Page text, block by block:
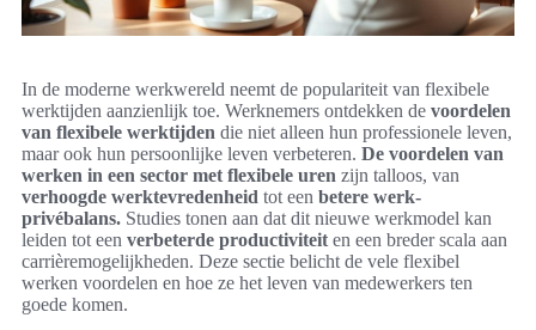
In de moderne werkwereld neemt de populariteit van flexibele
werktijden aanzienlijk toe. Werknemers ontdekken de voordelen
van flexibele werktijden die niet alleen hun professionele leven,
maar ook hun persoonlijke leven verbeteren. De voordelen van
werken in een sector met flexibele uren zijn talloos, van
verhoogde werktevredenheid tot een betere werk-
privébalans. Studies tonen aan dat dit nieuwe werkmodel kan
leiden tot een verbeterde productiviteit en een breder scala aan
carrièremogelijkheden. Deze sectie belicht de vele flexibel
werken voordelen en hoe ze het leven van medewerkers ten
goede komen.